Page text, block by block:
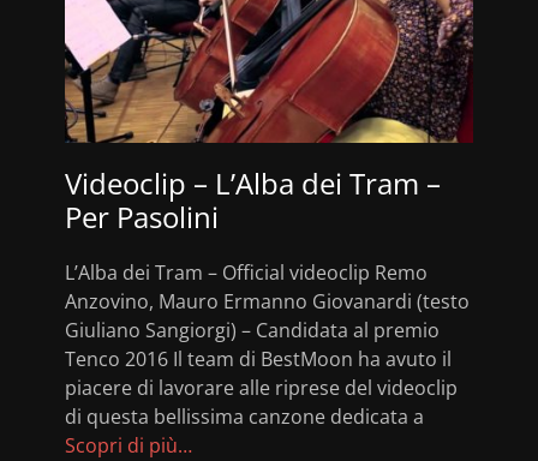
Videoclip – L’Alba dei Tram –
Per Pasolini
L’Alba dei Tram – Official videoclip Remo
Anzovino, Mauro Ermanno Giovanardi (testo
Giuliano Sangiorgi) – Candidata al premio
Tenco 2016 Il team di BestMoon ha avuto il
piacere di lavorare alle riprese del videoclip
di questa bellissima canzone dedicata a
Scopri di più…